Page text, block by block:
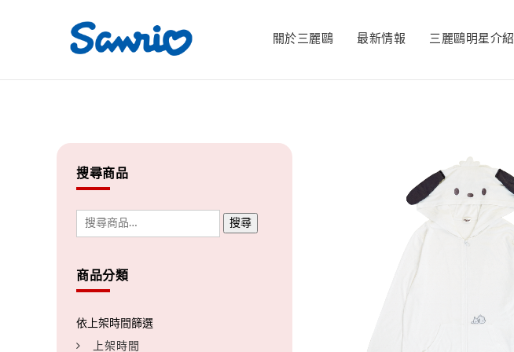
關於三麗鷗 最新情報 三麗鷗明星介紹
搜尋商品
搜尋
商品分類
上架時間